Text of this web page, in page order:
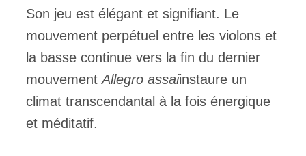
Son jeu est élégant et signifiant. Le
mouvement perpétuel entre les violons et
la basse continue vers la fin du dernier
mouvement Allegro assaiinstaure un
climat transcendantal à la fois énergique
et méditatif.